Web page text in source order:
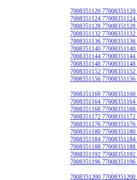
7008351120
7008351124
7008351128
7008351132
7008351136
7008351140
7008351144
7008351148
7008351152
7008351156
7008351160
7008351164
7008351168
7008351172
7008351176
7008351180
7008351184
7008351188
7008351192
7008351196
7008351200